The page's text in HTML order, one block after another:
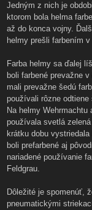
Jedným z nich je
ktorom bola helma
až do konca vojny.
helmy prešli farbením
Farba helmy sa ďalej
boli farbené prevažne
mali prevažne šedú
používali rôzne
Na helmy Wehrmachtu
používala svetlá
krátku dobu
boli prefarbené aj
nariadené používanie
Feldgrau.
Dôležité je spomenúť,
pneumatickými